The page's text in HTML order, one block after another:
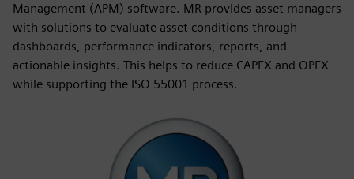
Management (APM) software. MR provides asset managers
with solutions to evaluate asset conditions through
dashboards, performance indicators, reports, and
actionable insights. This helps to reduce CAPEX and OPEX
while supporting the ISO 55001 process.